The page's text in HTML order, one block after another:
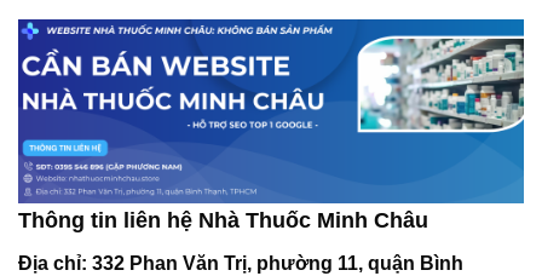
Thông tin liên hệ Nhà Thuốc Minh Châu
Địa chỉ: 332 Phan Văn Trị, phường 11, quận Bình